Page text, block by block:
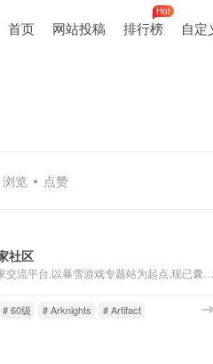
首页 网站投稿 排行榜
Hot
自定
浏览 点赞
社区
# 60级 # Arknights # Artifact